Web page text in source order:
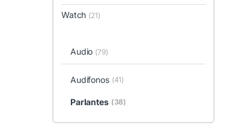
Watch (21)
Audio (79)
Audífonos (41)
Parlantes (38)